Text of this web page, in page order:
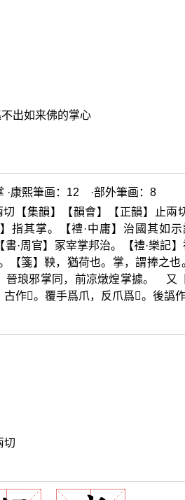
出如来佛的掌心
·康熙筆画：12 ·部外筆画：8
切【集韻】【韻會】【正韻】止兩
指其掌。【禮·中庸】治國其如
·周官】冢宰掌邦治。【禮·樂記
【箋】鞅，猶荷也。掌，謂捧之
琅邪掌同，前凉燉煌掌據。 又
古作𤓯。覆手爲爪，反爪爲𤓯。後譌
切